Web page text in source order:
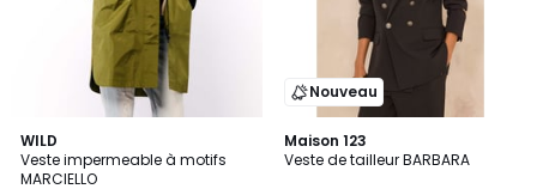
WILD
Veste impermeable à motifs
MARCIELLO
2
Couleurs
Nouveau
Maison 123
Veste de tailleur BARBARA